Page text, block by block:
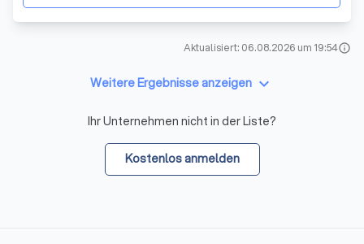
Aktualisiert: 06.08.2026 um 19:54info
Weitere Ergebnisse anzeigen keyboard_arrow_down
Ihr Unternehmen nicht in der Liste?
Kostenlos anmelden